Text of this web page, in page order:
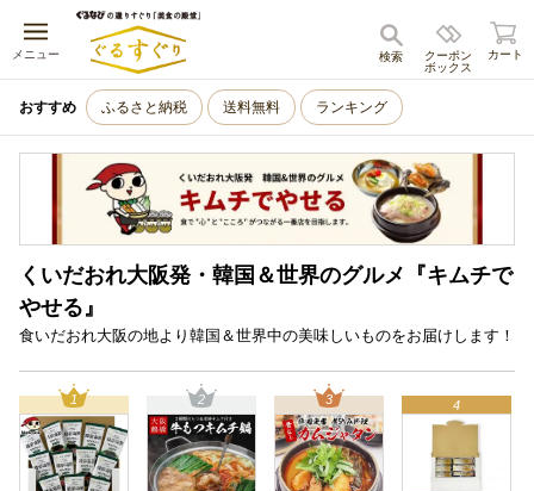
メニュー
キャンセル
クーポン
ボックス
検索 カート
おすすめ ふるさと納税 送料無料 ランキング
くいだおれ大阪発・韓国＆世界のグルメ『キムチで
やせる』
食いだおれ大阪の地より韓国＆世界中の美味しいものをお届けします！
1 2 3 4